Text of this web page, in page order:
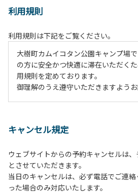
利用規則
利用規則は下記をご覧ください。
大樹町カムイコタン公園キャンプ場
の方に安全かつ快適に滞在いただく
用規則を定めております。
御理解のうえ遵守いただきますようお
２、中学生以下だけでの利用はできま
３、テントサイト（多目的広場を含
予約いただいた方のみで、連泊の方を
基本的に、テント1張りにつき1区画
管理棟にてチェックインの手続きを行
キャンセル規定
ウェブサイトからの予約キャンセルは
とさせていただきます。
当日のキャンセルは、必ず電話でご連
った場合のみ対応いたします。